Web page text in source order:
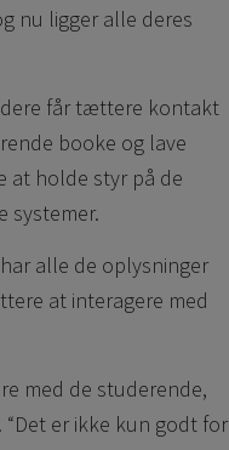
nu ligger alle deres
får tættere kontakt
booke og lave
at holde styr på de
systemer.
alle de oplysninger
at interagere med
med de studerende,
er ikke kun godt for